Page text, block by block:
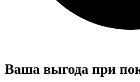
Ваша выгода при